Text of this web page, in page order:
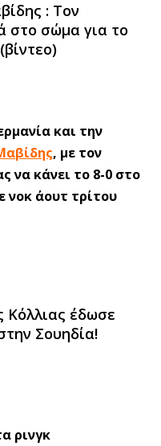
: Τον
στο σώμα για το
και την
, με τον
να κάνει το 8-0 στο
νοκ άουτ τρίτου
Κόλλιας έδωσε
Σουηδία!
ρινγκ